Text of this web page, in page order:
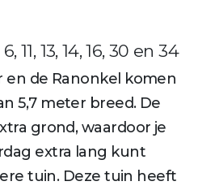
11, 13, 14, 16, 30 en 34
en de Ranonkel komen
5,7 meter breed. De
grond, waardoor je
extra lang kunt
tuin. Deze tuin heeft